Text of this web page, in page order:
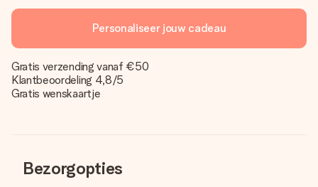
Personaliseer jouw cadeau
Gratis verzending vanaf €50
Klantbeoordeling 4,8/5
Gratis wenskaartje
Bezorgopties